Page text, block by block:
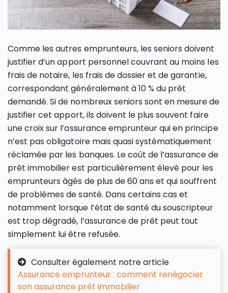
Comme les autres emprunteurs, les seniors doivent
justifier d’un apport personnel couvrant au moins les
frais de notaire, les frais de dossier et de garantie,
correspondant généralement à 10 % du prêt
demandé. Si de nombreux seniors sont en mesure de
justifier cet apport, ils doivent le plus souvent faire
une croix sur l’assurance emprunteur qui en principe
n’est pas obligatoire mais quasi systématiquement
réclamée par les banques. Le coût de l’assurance de
prêt immobilier est particulièrement élevé pour les
emprunteurs âgés de plus de 60 ans et qui souffrent
de problèmes de santé. Dans certains cas et
notamment lorsque l’état de santé du souscripteur
est trop dégradé, l’assurance de prêt peut tout
simplement lui être refusée.
Consulter également notre article
Assurance emprunteur : comment renégocier
son assurance prêt immobilier